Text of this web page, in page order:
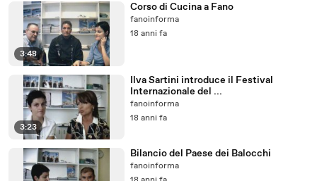
3:48
Corso di Cucina a Fano
fanoinforma
18 anni fa
3:23
Ilva Sartini introduce il Festival
Internazionale del ...
fanoinforma
18 anni fa
Bilancio del Paese dei Balocchi
fanoinforma